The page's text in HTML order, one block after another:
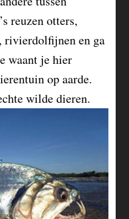
reuzen otters,
rivierdolfijnen en ga
waant je hier
op aarde.
wilde dieren.